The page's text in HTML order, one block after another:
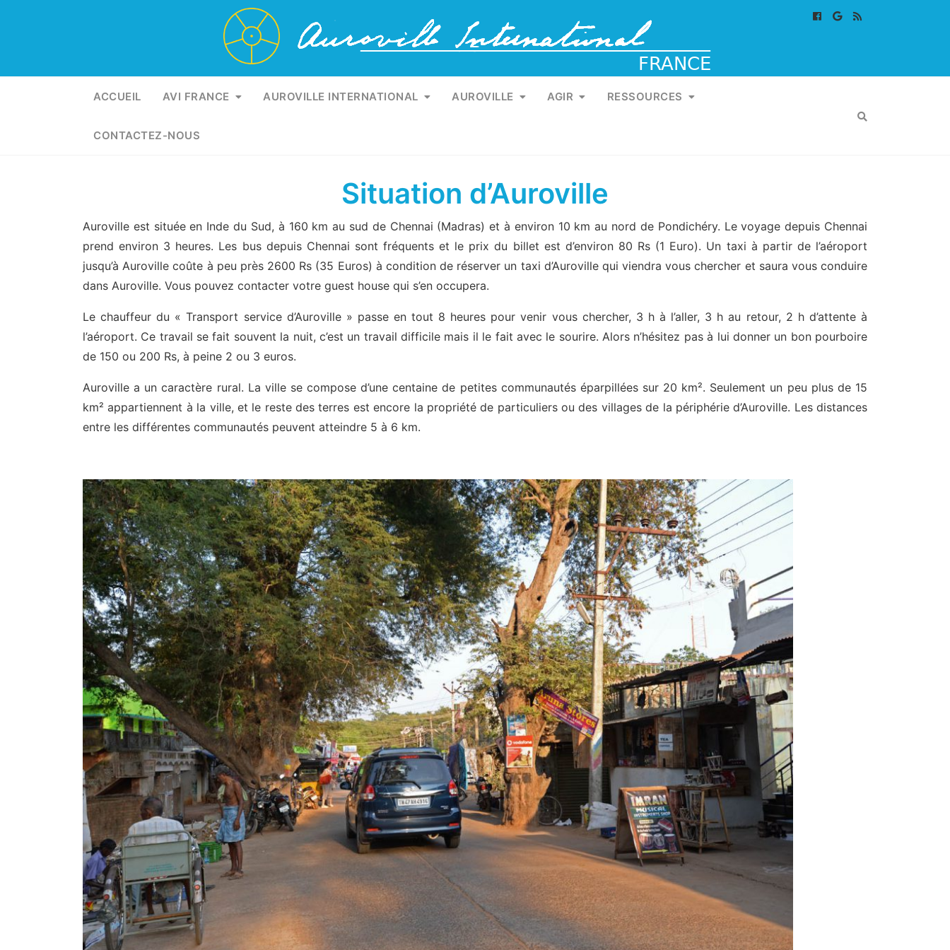
1
ACCUEIL AVI FRANCE AUROVILLE INTERNATIONAL AUROVILLE AGIR RESSOURCES
CONTACTEZ-NOUS
Situation d’Auroville
Auroville est située en Inde du Sud, à 160 km au sud de Chennai (Madras) et à environ 10 km au nord de Pondichéry. Le voyage depuis Chennai
prend environ 3 heures. Les bus depuis Chennai sont fréquents et le prix du billet est d’environ 80 Rs (1 Euro). Un taxi à partir de l’aéroport
jusqu’à Auroville coûte à peu près 2600 Rs (35 Euros) à condition de réserver un taxi d’Auroville qui viendra vous chercher et saura vous conduire
dans Auroville. Vous pouvez contacter votre guest house qui s’en occupera.
Le chauffeur du « Transport service d’Auroville » passe en tout 8 heures pour venir vous chercher, 3 h à l’aller, 3 h au retour, 2 h d’attente à
l’aéroport. Ce travail se fait souvent la nuit, c’est un travail difficile mais il le fait avec le sourire. Alors n’hésitez pas à lui donner un bon pourboire
de 150 ou 200 Rs, à peine 2 ou 3 euros.
Auroville a un caractère rural. La ville se compose d’une centaine de petites communautés éparpillées sur 20 km². Seulement un peu plus de 15
km² appartiennent à la ville, et le reste des terres est encore la propriété de particuliers ou des villages de la périphérie d’Auroville. Les distances
entre les différentes communautés peuvent atteindre 5 à 6 km.